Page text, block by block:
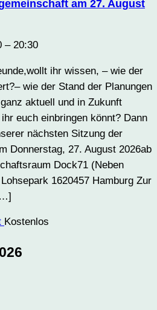
am 27. August
– 20:30
ihr wissen, – wie der
wie der Stand der Planungen
aktuell und in Zukunft
euch einbringen könnt? Dann
nächsten Sitzung der
Donnerstag, 27. August 2026ab
Dock71 (Neben
1620457 Hamburg Zur
Kostenlos